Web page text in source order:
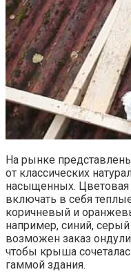
На рынке
от классических
насыщенных. Цветовая
включать в себя
коричневый и
например, синий,
возможен заказ
чтобы крыша
гаммой здания.